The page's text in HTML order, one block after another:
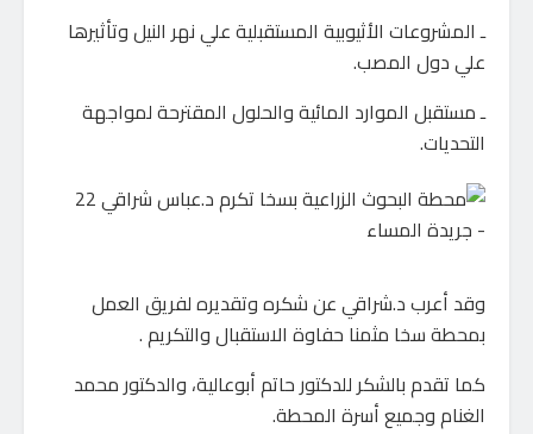
ـ المشروعات الأثيوبية المستقبلية علي نهر النيل وتأثيرها
علي دول المصب.
ـ مستقبل الموارد المائية والحلول المقترحة لمواجهة
التحديات.
وقد أعرب د.شراقي عن شكره وتقديره لفريق العمل
بمحطة سخا مثمنا حفاوة الاستقبال والتكريم .
كما تقدم بالشكر للدكتور حاتم أبوعالية، والدكتور محمد
الغنام وجميع أسرة المحطة.